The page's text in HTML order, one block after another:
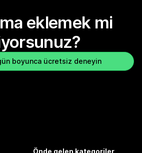
eklemek mi
boyunca ücretsiz deneyin